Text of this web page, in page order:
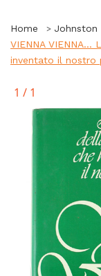
Home
Johnston
VIENNA
inventato il nostro
1 / 1